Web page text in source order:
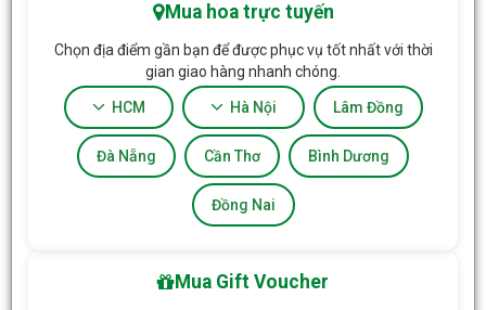
Mua hoa trực tuyến
Chọn địa điểm gần bạn để được phục vụ tốt nhất với thời
gian giao hàng nhanh chóng.
HCM Hà Nội Lâm Đồng
Đà Nẵng Cần Thơ Bình Dương
Đồng Nai
Mua Gift Voucher